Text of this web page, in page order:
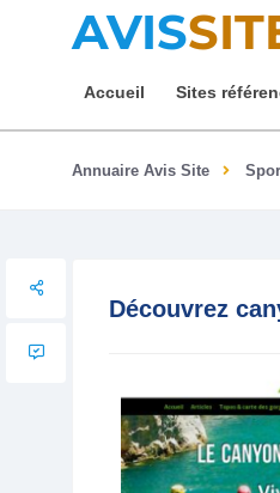
AVIS
Accueil Sites
Annuaire Avis Site
Découvrez